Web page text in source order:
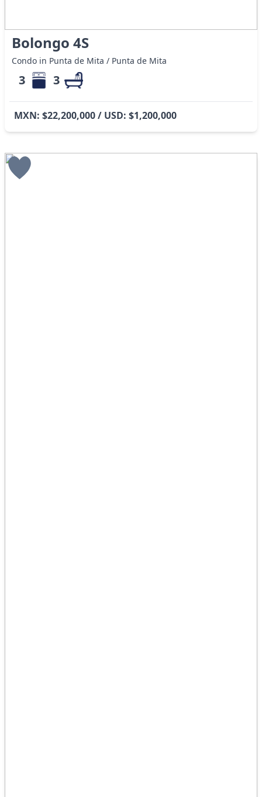
Bolongo 4S
Condo in Punta de Mita / Punta de Mita
3 3
MXN: $22,200,000 / USD: $1,200,000